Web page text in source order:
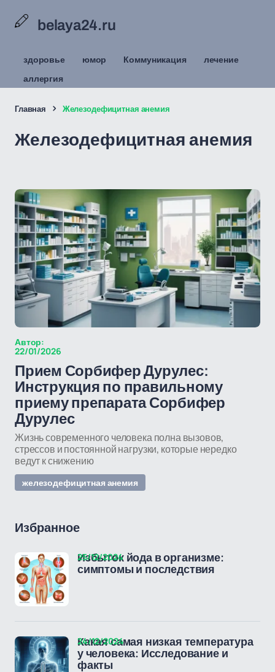
belaya24.ru
здоровье юмор Коммуникация
лечение
аллергия
Главная Железодефицитная анемия
Железодефицитная анемия
Автор:
22/01/2026
Прием Сорбифер Дурулес:
Инструкция по правильному
приему препарата Сорбифер
Дурулес
Жизнь современного человека полна вызовов,
стрессов и постоянной нагрузки, которые нередко
ведут к снижению
железодефицитная анемия
Избранное
Избыток йода в организме:
симптомы и последствия
25/12/2024
Какая самая низкая температура
у человека: Исследование и
факты
24/12/2024